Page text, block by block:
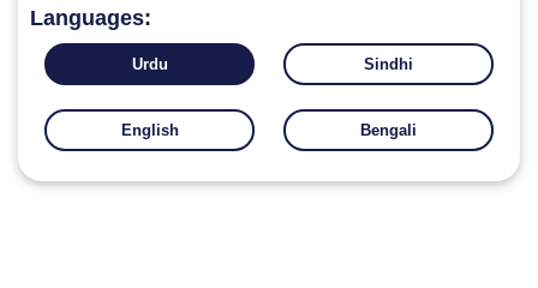
Languages:
Urdu Sindhi
English Bengali